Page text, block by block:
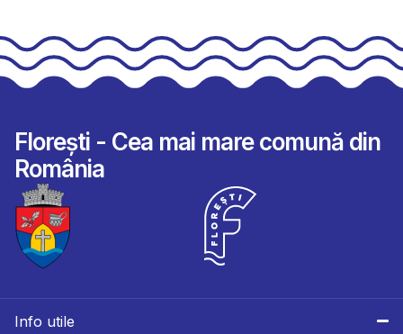
Florești - Cea mai mare comună din
România
Info utile